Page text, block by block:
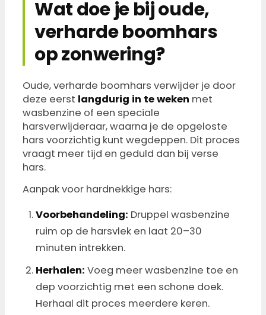
Wat doe je bij oude,
verharde boomhars
op zonwering?
Oude, verharde boomhars verwijder je door
deze eerst langdurig in te weken met
wasbenzine of een speciale
harsverwijderaar, waarna je de opgeloste
hars voorzichtig kunt wegdeppen. Dit proces
vraagt meer tijd en geduld dan bij verse
hars.
Aanpak voor hardnekkige hars:
Voorbehandeling: Druppel wasbenzine
ruim op de harsvlek en laat 20–30
minuten intrekken.
Herhalen: Voeg meer wasbenzine toe en
dep voorzichtig met een schone doek.
Herhaal dit proces meerdere keren.